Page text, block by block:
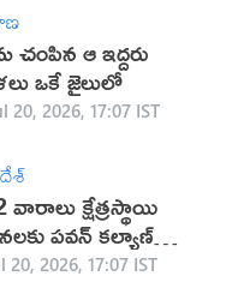
చంపిన ఆ ఇద్దరు
ఒకే జైలులో
20, 2026, 17:07 IST
క్షేత్రస్థాయి
పవన్ కల్యాణ్
20, 2026, 17:07 IST